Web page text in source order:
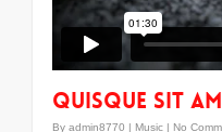
Quisque sit
By admin8770 | Music | No